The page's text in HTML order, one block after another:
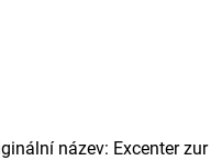
název: Excenter zur